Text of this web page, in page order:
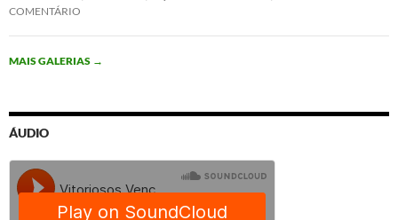
COMENTÁRIO
MAIS GALERIAS →
ÁUDIO